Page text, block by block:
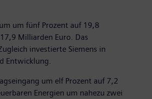
um fünf Prozent auf 19,8
Milliarden Euro. Das
investierte Siemens in
Entwicklung.
um elf Prozent auf 7,2
Energien um nahezu zwei